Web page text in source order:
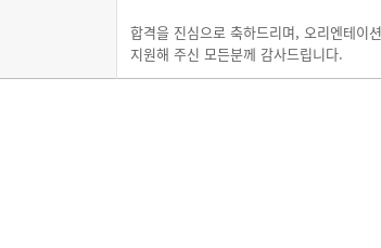
합격을 진심으로 축하드리며, 오리엔테이
지원해 주신 모든분께 감사드립니다.